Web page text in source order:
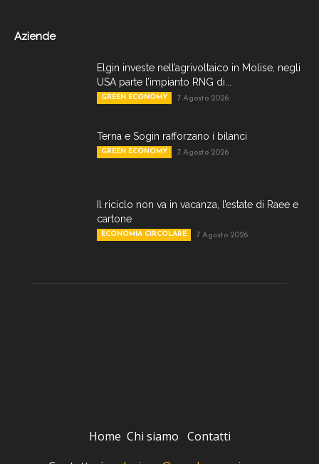
Aziende
Elgin investe nell’agrivoltaico in Molise, negli
USA parte l’impianto RNG di...
GREEN ECONOMY 7 Agosto 2026
Terna e Sogin rafforzano i bilanci
GREEN ECONOMY 7 Agosto 2026
Il riciclo non va in vacanza, l’estate di Raee e
cartone
ECONOMIA CIRCOLARE 7 Agosto 2026
Home Chi siamo Contatti